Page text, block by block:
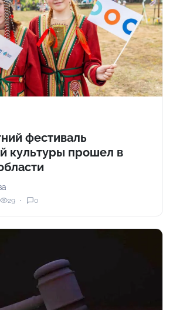
фестиваль
культуры прошел в
29 0